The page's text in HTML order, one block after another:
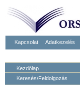
Kapcsolat Adatkezelés
Kezdőlap
Keresés/Feldolgozás